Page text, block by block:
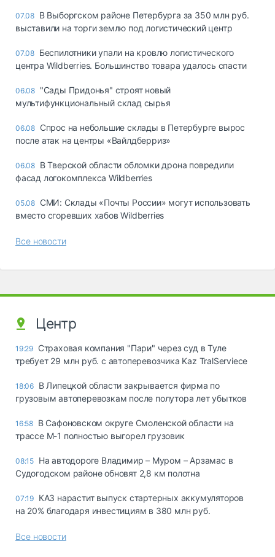
07.08 В Выборгском районе Петербурга за 350 млн руб.
выставили на торги землю под логистический центр
07.08 Беспилотники упали на кровлю логистического
центра Wildberries. Большинство товара удалось спасти
06.08 "Сады Придонья" строят новый
мультифункциональный склад сырья
06.08 Спрос на небольшие склады в Петербурге вырос
после атак на центры «Вайлдберриз»
06.08 В Тверской области обломки дрона повредили
фасад логокомплекса Wildberries
05.08 СМИ: Склады «Почты России» могут использовать
вместо сгоревших хабов Wildberries
Все новости
Центр
19:29 Страховая компания "Пари" через суд в Туле
требует 29 млн руб. с автоперевозчика Kaz TralServiece
18:06 В Липецкой области закрывается фирма по
грузовым автоперевозкам после полутора лет убытков
16:58 В Сафоновском округе Смоленской области на
трассе М-1 полностью выгорел грузовик
08:15 На автодороге Владимир – Муром – Арзамас в
Судогодском районе обновят 2,8 км полотна
07:19 КАЗ нарастит выпуск стартерных аккумуляторов
на 20% благодаря инвестициям в 380 млн руб.
Все новости